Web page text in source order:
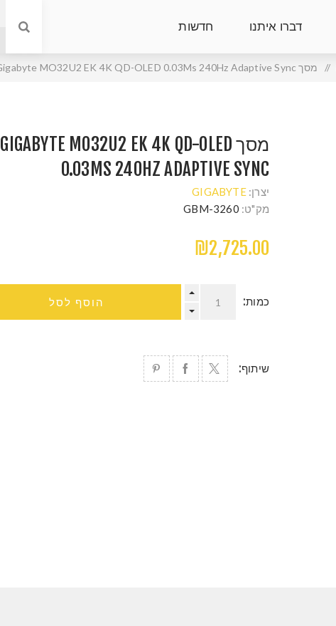
דברו איתנו חדשות
/ מסך Gigabyte MO32U2 EK 4K QD-OLED 0.03Ms 240Hz Adaptive Sync
מסך GIGABYTE MO32U2 EK 4K QD-OLED
0.03MS 240HZ ADAPTIVE SYNC
יצרן: GIGABYTE
מק"ט: GBM-3260
₪2,725.00
כמות: הוסף לסל
שיתוף: